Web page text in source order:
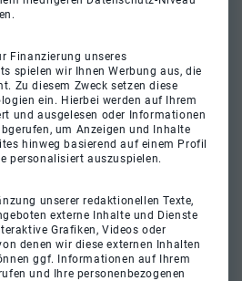
Finanzierung unseres
spielen wir Ihnen Werbung aus, die
Zu diesem Zweck setzen diese
ein. Hierbei werden auf Ihrem
und ausgelesen oder Informationen
um Anzeigen und Inhalte
hinweg basierend auf einem Profil
personalisiert auszuspielen.
unserer redaktionellen Texte,
externe Inhalte und Dienste
Grafiken, Videos oder
denen wir diese externen Inhalten
ggf. Informationen auf Ihrem
und Ihre personenbezogenen